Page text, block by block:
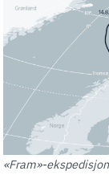
«Fram»-